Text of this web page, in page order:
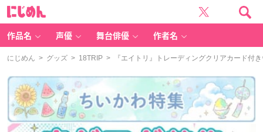
作品名 声優 舞台俳優 作者名
にじめん > グッズ > 18TRIP > 『エイトリ』トレーディングクリアカード付